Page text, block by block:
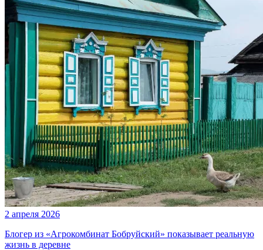
2 апреля 2026
Блогер из «Агрокомбинат Бобруйский» показывает реальную
жизнь в деревне